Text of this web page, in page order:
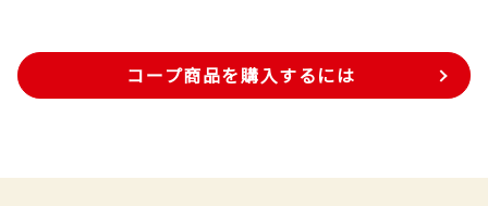
コープ商品を購入するには